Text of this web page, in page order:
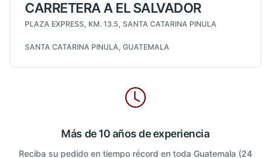
CARRETERA A EL SALVADOR
PLAZA EXPRESS, KM. 13.5, SANTA CATARINA PINULA
SANTA CATARINA PINULA, GUATEMALA
Más de 10 años de experiencia
Reciba su pedido en tiempo récord en toda Guatemala (24